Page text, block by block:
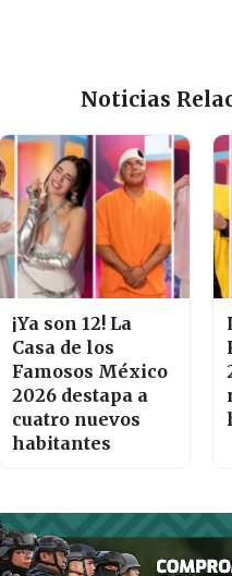
Noticias
¡Ya son 12! La
Casa de los
Famosos México
2026 destapa a
cuatro nuevos
habitantes